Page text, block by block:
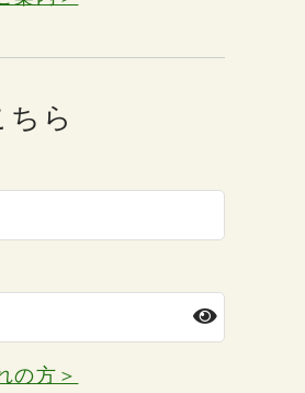
ちら
の方＞